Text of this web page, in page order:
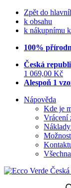
Zpět do
k obsahu
k nákupnímu
100%
Česká
1 069,00 Kč
Alespoň 1
Nápověda
Kde je
Vrácení